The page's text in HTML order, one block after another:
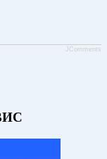
JComments